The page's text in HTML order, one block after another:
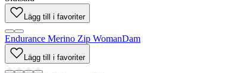
Lägg till i favoriter
Endurance Merino Zip WomanDam
Lägg till i favoriter